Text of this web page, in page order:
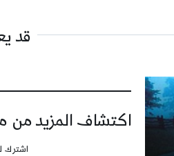
قد
اكتشاف المزيد من
اشترك